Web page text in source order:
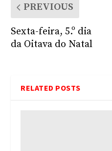
PREVIOUS
Sexta-feira, 5.º dia
da Oitava do Natal
RELATED POSTS